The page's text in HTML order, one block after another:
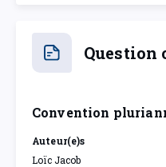
Question
Convention
Auteur(e)s
Loïc Jacob